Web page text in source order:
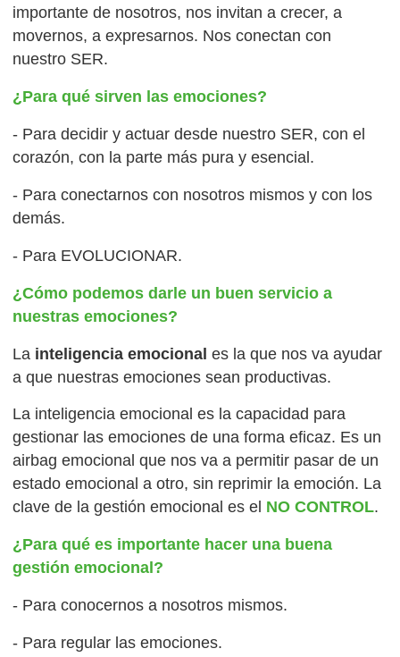
importante de nosotros, nos invitan a crecer, a
movernos, a expresarnos. Nos conectan con
nuestro SER.
¿Para qué sirven las emociones?
- Para decidir y actuar desde nuestro SER, con el
corazón, con la parte más pura y esencial.
- Para conectarnos con nosotros mismos y con los
demás.
- Para EVOLUCIONAR.
¿Cómo podemos darle un buen servicio a
nuestras emociones?
La inteligencia emocional es la que nos va ayudar
a que nuestras emociones sean productivas.
La inteligencia emocional es la capacidad para
gestionar las emociones de una forma eficaz. Es un
airbag emocional que nos va a permitir pasar de un
estado emocional a otro, sin reprimir la emoción. La
clave de la gestión emocional es el NO CONTROL.
¿Para qué es importante hacer una buena
gestión emocional?
- Para conocernos a nosotros mismos.
- Para regular las emociones.